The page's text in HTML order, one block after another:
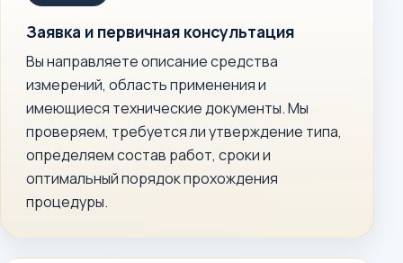
Заявка и первичная консультация
Вы направляете описание средства
измерений, область применения и
имеющиеся технические документы. Мы
проверяем, требуется ли утверждение типа,
определяем состав работ, сроки и
оптимальный порядок прохождения
процедуры.